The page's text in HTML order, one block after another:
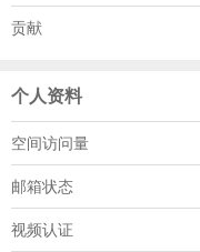
贡献
个人资料
空间访问量
邮箱状态
视频认证